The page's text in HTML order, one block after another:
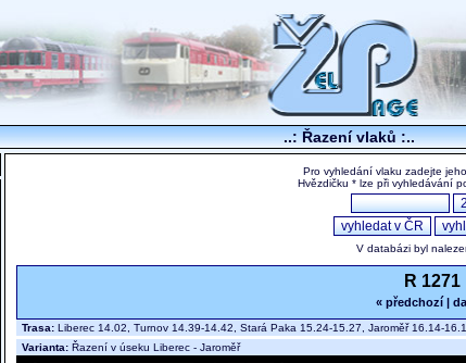
..: Řazení vlaků :..
Pro vyhledání vlaku zadejte
Hvězdičku * lze při vyhledávání
V databázi byl
R 1271
« předchozí|
Trasa: Liberec 14.02, Turnov 14.39-14.42, Stará Paka 15.24-15.27, Jaroměř 16.14-
Varianta: Řazení v úseku Liberec - Jaroměř